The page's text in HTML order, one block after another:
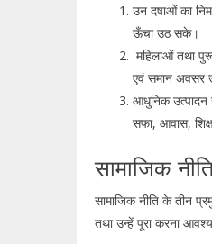
उन दषाओं का
ऊँचा उठ सके।
महिलाओं तथा
एवं समान अवसर
आधुनिक उत्पादन
सफा, आवास,
सामाजिक
सामाजिक नीति के तीन
तथा उन्हें पूरा करना